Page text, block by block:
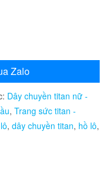
Zalo
Dây chuyền titan nữ -
, Trang sức titan -
, dây chuyền titan, hồ lô,